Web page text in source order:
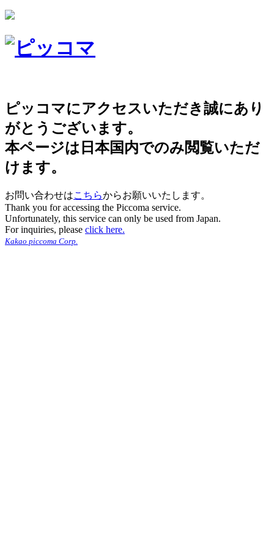
ピッコマにアクセスいただき誠にあり
がとうございます。
本ページは日本国内でのみ閲覧いただ
けます。
お問い合わせはこちらからお願いいたします。
Thank you for accessing the Piccoma service.
Unfortunately, this service can only be used from Japan.
For inquiries, please click here.
Kakao piccoma Corp.